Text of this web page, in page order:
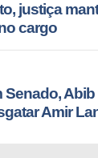
justiça
cargo
Senado,
Amir